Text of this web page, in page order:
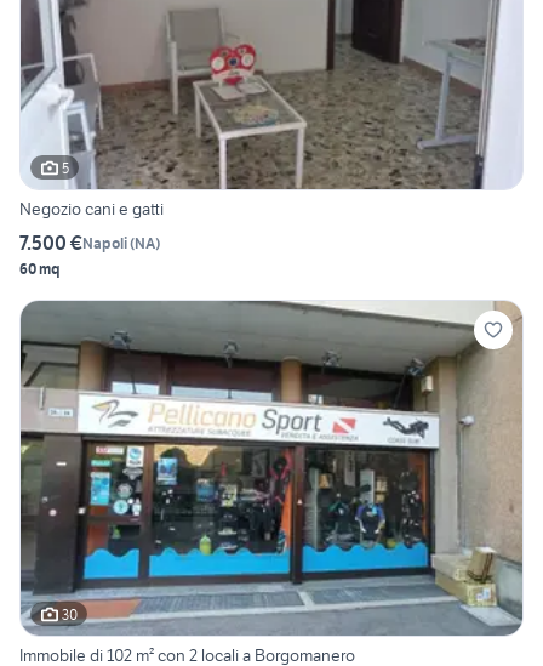
5
Negozio cani e gatti
7.500 €Napoli(NA)
60 mq
30
Immobile di 102 m² con 2 locali a Borgomanero